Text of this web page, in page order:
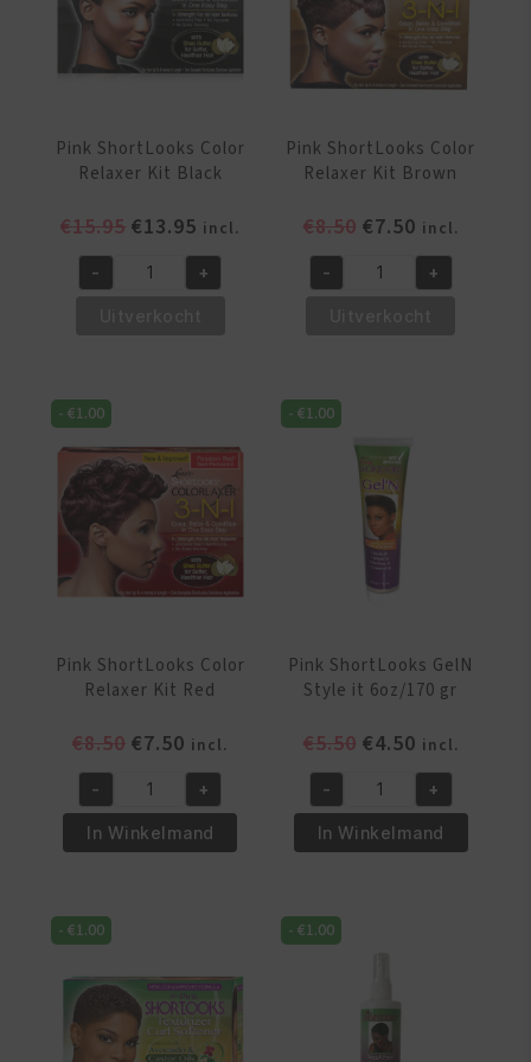
Pink ShortLooks Color
Relaxer Kit Black
€15.95 Oorspronkelijke
was:
€13.95 Huidige
prijs
is:
incl.
Pink
Kit
Black
aantal
- +
Pink ShortLooks Color
Relaxer Kit Brown
€8.50 Oorspronkelijke
was:
€7.50Huidige
prijs
is:
incl.
Pink
Kit
Brown
aantal
- +
-€1.00
Pink ShortLooks Color
Relaxer Kit Red
€8.50 Oorspronkelijke
was:
€8.50.
€7.50 Huidige
prijs
is:
€7.50.
incl.
Pink
ShortLooks
Color
Kit
Red
aantal
- +
In Winkelmand
-€1.00
Pink ShortLooks GelN
Style it 6oz/170 gr
€5.50 Oorspronkelijke
was:
€5.50.
€4.50Huidige
prijs
is:
€4.50.
incl.
Pink
ShortLooks
GelN
it
6oz/170
- +
In Winkelmand
-€1.00 -€1.00